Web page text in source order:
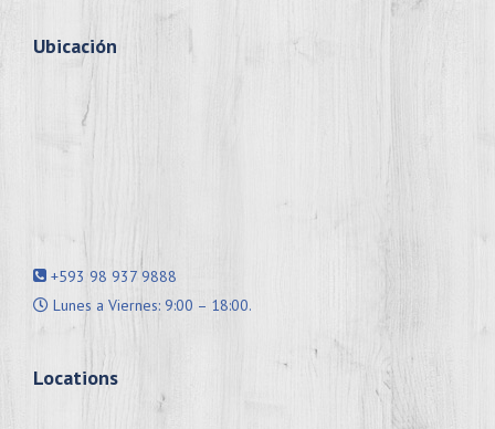
Ubicación
+593 98 937 9888
Lunes a Viernes: 9:00 – 18:00.
Locations